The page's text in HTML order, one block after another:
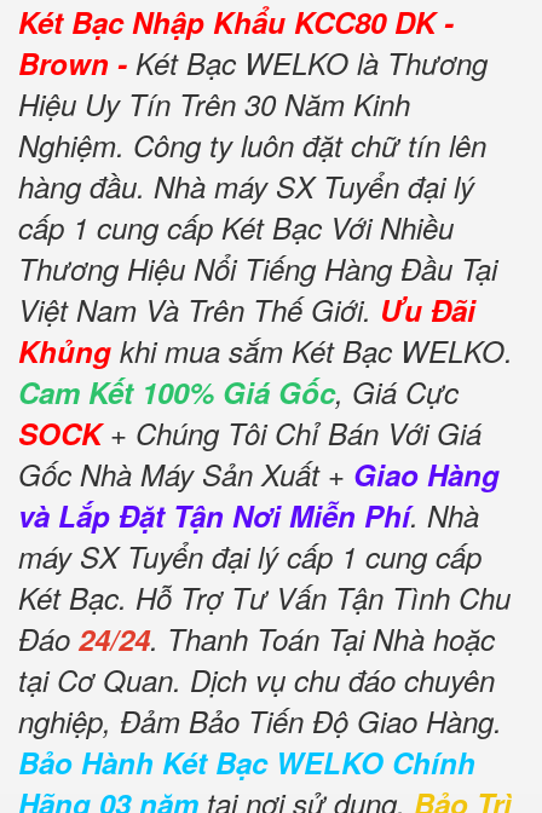
Két Bạc Nhập Khẩu KCC80 DK -
Brown - Két Bạc WELKO là Thương
Hiệu Uy Tín Trên 30 Năm Kinh
Nghiệm. Công ty luôn đặt chữ tín lên
hàng đầu. Nhà máy SX Tuyển đại lý
cấp 1 cung cấp Két Bạc Với Nhiều
Thương Hiệu Nổi Tiếng Hàng Đầu Tại
Việt Nam Và Trên Thế Giới. Ưu Đãi
Khủng khi mua sắm Két Bạc WELKO.
Cam Kết 100% Giá Gốc, Giá Cực
SOCK+ Chúng Tôi Chỉ Bán Với Giá
Gốc Nhà Máy Sản Xuất + Giao Hàng
và Lắp Đặt Tận Nơi Miễn Phí. Nhà
máy SX Tuyển đại lý cấp 1 cung cấp
Két Bạc. Hỗ Trợ Tư Vấn Tận Tình Chu
Đáo 24/24. Thanh Toán Tại Nhà hoặc
tại Cơ Quan. Dịch vụ chu đáo chuyên
nghiệp, Đảm Bảo Tiến Độ Giao Hàng.
Bảo Hành Két Bạc WELKO Chính
Hãng 03 năm tại nơi sử dụng, Bảo Trì